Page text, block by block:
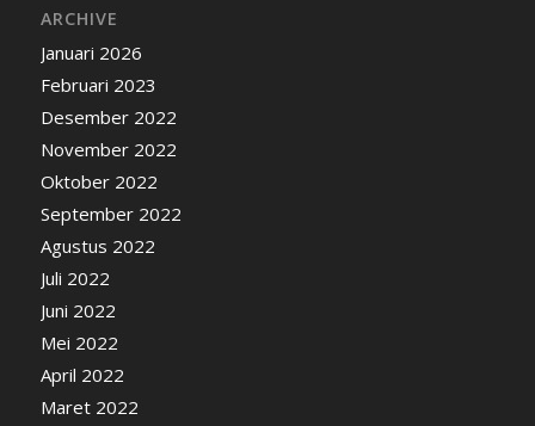
ARCHIVE
Januari 2026
Februari 2023
Desember 2022
November 2022
Oktober 2022
September 2022
Agustus 2022
Juli 2022
Juni 2022
Mei 2022
April 2022
Maret 2022